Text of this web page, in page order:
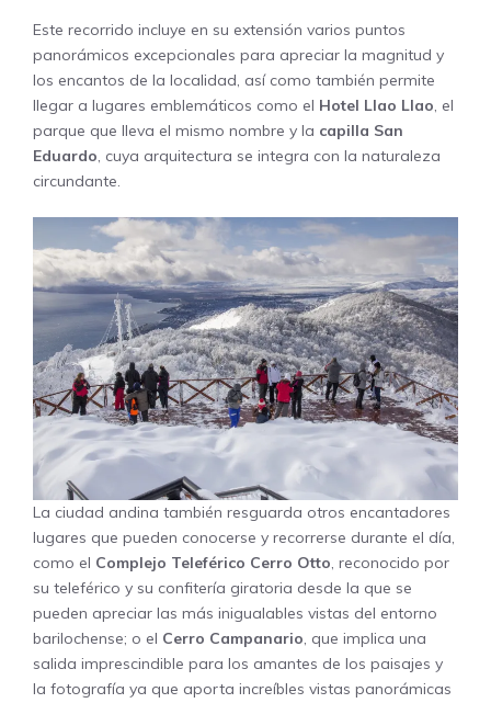
Este recorrido incluye en su extensión varios puntos
panorámicos excepcionales para apreciar la magnitud y
los encantos de la localidad, así como también permite
llegar a lugares emblemáticos como el Hotel Llao Llao, el
parque que lleva el mismo nombre y la capilla San
Eduardo, cuya arquitectura se integra con la naturaleza
circundante.
La ciudad andina también resguarda otros encantadores
lugares que pueden conocerse y recorrerse durante el día,
como el Complejo Teleférico Cerro Otto, reconocido por
su teleférico y su confitería giratoria desde la que se
pueden apreciar las más inigualables vistas del entorno
barilochense; o el Cerro Campanario, que implica una
salida imprescindible para los amantes de los paisajes y
la fotografía ya que aporta increíbles vistas panorámicas